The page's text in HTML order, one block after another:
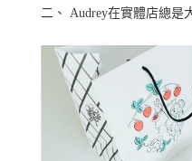
二、 Audrey在實體店總是